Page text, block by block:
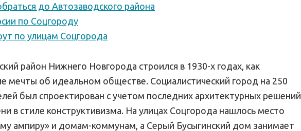
до Автозаводского района
по Соцгороду
по улицам Соцгорода
район Нижнего Новгорода строился в 1930-х годах, как
мечты об идеальном обществе. Социалистический город на 250
был спроектирован с учетом последних архитектурных решений
в стиле конструктивизма. На улицах Соцгорода нашлось место
ампиру» и домам-коммунам, а Серый Бусыгинский дом занимает